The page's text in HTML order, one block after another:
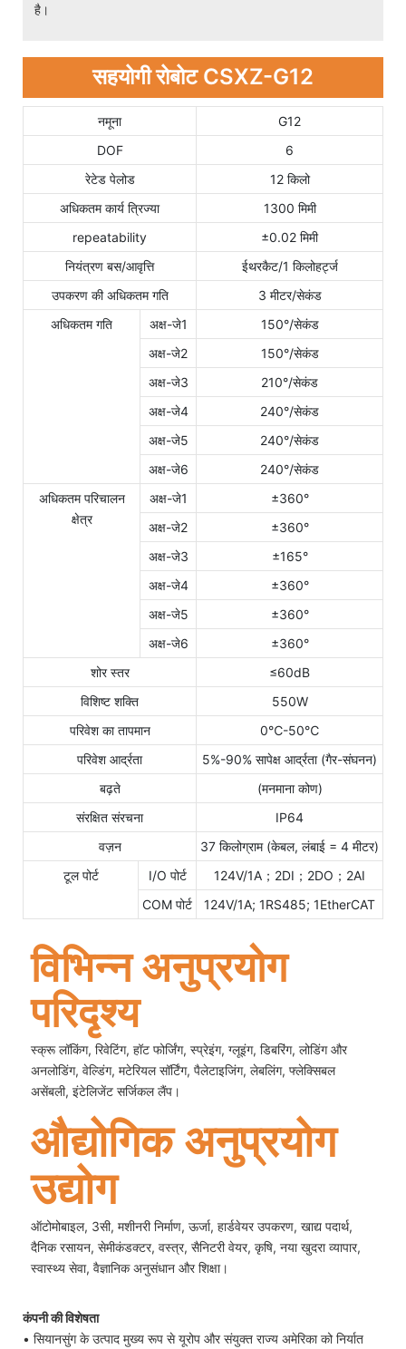
है।
सहयोगी रोबोट CSXZ-G12
नमूना
G12
DOF
6
रेटेड पेलोड
12 किलो
अधिकतम कार्य त्रिज्या
1300 मिमी
repeatability
±0.02 मिमी
नियंत्रण बस/आवृत्ति
ईथरकैट/1 किलोहर्ट्ज
उपकरण की अधिकतम गति
3 मीटर/सेकंड
अधिकतम गति
अक्ष-जे1
150°/सेकंड
अक्ष-जे2
150°/सेकंड
अक्ष-जे3
210°/सेकंड
अक्ष-जे4
240°/सेकंड
अक्ष-जे5
240°/सेकंड
अक्ष-जे6
240°/सेकंड
अधिकतम परिचालन
क्षेत्र
अक्ष-जे1
±360°
अक्ष-जे2
±360°
अक्ष-जे3
±165°
अक्ष-जे4
±360°
अक्ष-जे5
±360°
अक्ष-जे6
±360°
शोर स्तर
≤60dB
विशिष्ट शक्ति
550W
परिवेश का तापमान
0℃-50℃
परिवेश आर्द्रता
5%-90% सापेक्ष आर्द्रता (गैर-संघनन)
बढ़ते
(मनमाना कोण)
संरक्षित संरचना
IP64
वज़न
37 किलोग्राम (केबल, लंबाई = 4 मीटर)
टूल पोर्ट
I/O पोर्ट
124V/1A；2DI；2DO；2AI
COM पोर्ट
124V/1A; 1RS485; 1EtherCAT
औद्योगिक अनुप्रयोग
उद्योग
ऑटोमोबाइल, 3सी, मशीनरी निर्माण, ऊर्जा, हार्डवेयर उपकरण, खाद्य पदार्थ,
दैनिक रसायन, सेमीकंडक्टर, वस्त्र, सैनिटरी वेयर, कृषि, नया खुदरा व्यापार,
स्वास्थ्य सेवा, वैज्ञानिक अनुसंधान और शिक्षा।
विभिन्न अनुप्रयोग
परिदृश्य
स्क्रू लॉकिंग, रिवेटिंग, हॉट फोर्जिंग, स्प्रेइंग, ग्लूइंग, डिबरिंग, लोडिंग और
अनलोडिंग, वेल्डिंग, मटेरियल सॉर्टिंग, पैलेटाइजिंग, लेबलिंग, फ्लेक्सिबल
असेंबली, इंटेलिजेंट सर्जिकल लैंप।
कंपनी की विशेषता
• सियानसुंग के उत्पाद मुख्य रूप से यूरोप और संयुक्त राज्य अमेरिका को निर्यात